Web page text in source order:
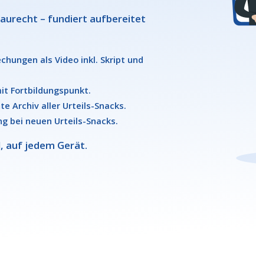
– fundiert aufbereitet
als Video inkl. Skript und
Fortbildungspunkt.
Archiv aller Urteils-Snacks.
bei neuen Urteils-Snacks.
auf jedem Gerät.